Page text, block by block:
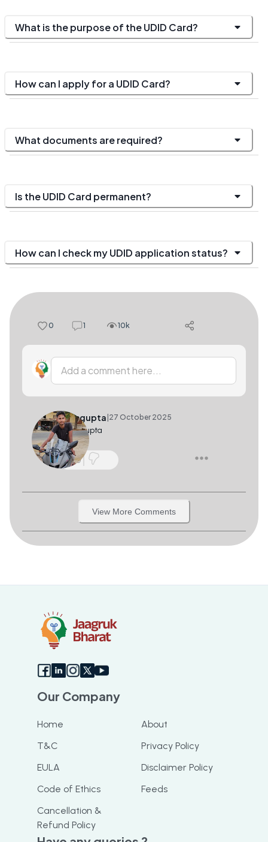
What is the purpose of the UDID Card?
How can I apply for a UDID Card?
What documents are required?
Is the UDID Card permanent?
How can I check my UDID application status?
0 1 10k
Add a comment here...
Ahamgupta 27 October 2025
Aham gupta
0
View More Comments
Our Company
Home
About
T&C
Privacy Policy
EULA
Disclaimer Policy
Code of Ethics
Feeds
Cancellation &
Refund Policy